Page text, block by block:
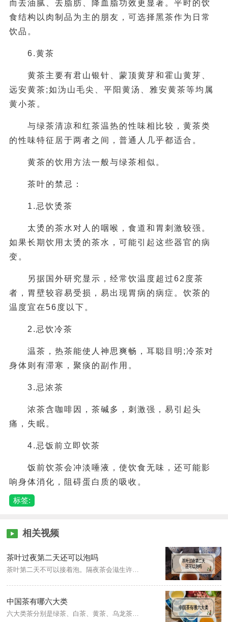
而去油腻、去脂肪、降血脂功效更显著。平时的饮
食结构以肉制品为主的朋友，可选择黑茶作为日常
饮品。
6.黄茶
黄茶主要有君山银针、蒙顶黄芽和霍山黄芽、
远安黄茶;如沩山毛尖、平阳黄汤、雅安黄茶等均属
黄小茶。
与绿茶清凉和红茶温热的性味相比较，黄茶类
的性味特征居于两者之间，普通人几乎都适合。
黄茶的饮用方法一般与绿茶相似。
茶叶的禁忌：
1.忌饮烫茶
太烫的茶水对人的咽喉，食道和胃刺激较强。
如果长期饮用太烫的茶水，可能引起这些器官的病
变。
另据国外研究显示，经常饮温度超过62度茶
者，胃壁较容易受损，易出现胃病的病症。饮茶的
温度宜在56度以下。
2.忌饮冷茶
温茶，热茶能使人神思爽畅，耳聪目明;冷茶对
身体则有滞寒，聚痰的副作用。
3.忌浓茶
浓茶含咖啡因，茶碱多，刺激强，易引起头
痛，失眠。
4.忌饭前立即饮茶
饭前饮茶会冲淡唾液，使饮食无味，还可能影
响身体消化，阻碍蛋白质的吸收。
标签:
相关视频
茶叶过夜第二天还可以泡吗
中国茶有哪六大类